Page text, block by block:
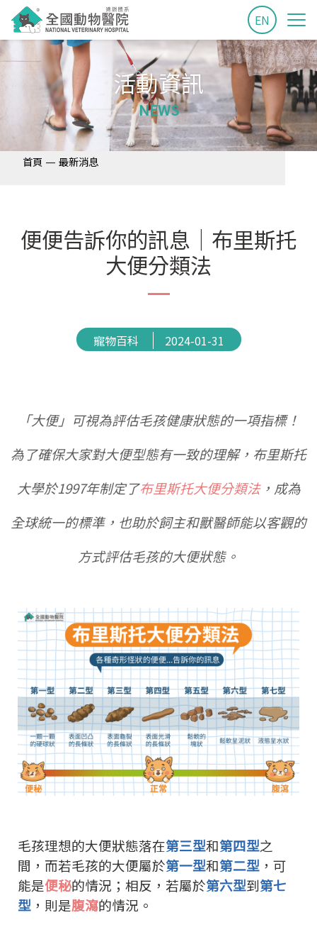
EN
活動資訊
NEWS
首頁 — 最新消息
便便告訴你的訊息｜布里斯托
大便分類法
寵物百科 2024-01-31
「大便」可視為評估毛孩健康狀態的一項指標！
為了確保大家對大便型態有一致的理解，布里斯托
大學於1997年制定了布里斯托大便分類法，成為
全球統一的標準，也助於飼主和獸醫師能以客觀的
方式評估毛孩的大便狀態。
毛孩理想的大便狀態落在第三型和第四型之
間，而若毛孩的大便屬於第一型和第二型 ，可
能是便秘的情況；相反，若屬於第六型到第七
型 ，則是腹瀉的情況。